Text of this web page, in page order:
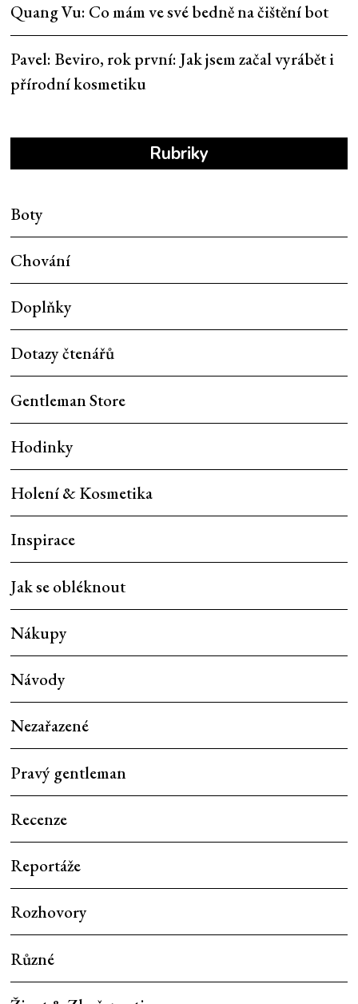
Quang Vu: Co mám ve své bedně na čištění bot
Pavel: Beviro, rok první: Jak jsem začal vyrábět i
přírodní kosmetiku
Rubriky
Boty
Chování
Doplňky
Dotazy čtenářů
Gentleman Store
Hodinky
Holení & Kosmetika
Inspirace
Jak se obléknout
Nákupy
Návody
Nezařazené
Pravý gentleman
Recenze
Reportáže
Rozhovory
Různé